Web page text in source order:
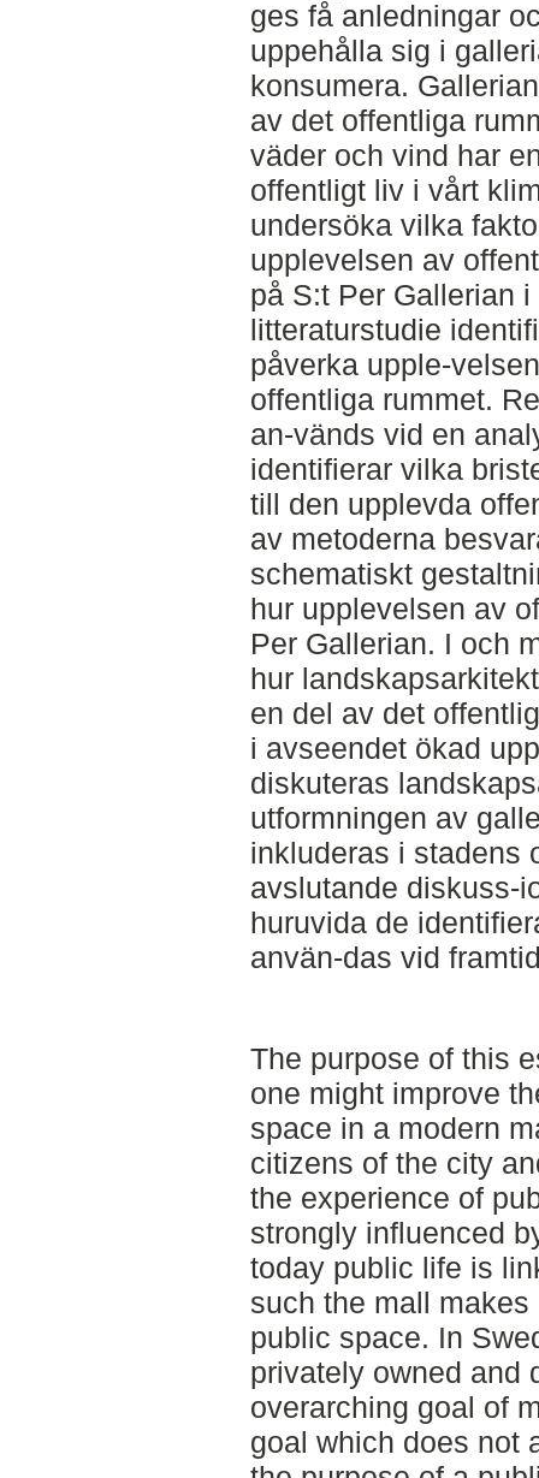
ges få anledningar
uppehålla sig i
konsumera.
av det offentliga
väder och vind har
offentligt liv i vårt
undersöka vilka
upplevelsen av
på S:t Per Gallerian
litteraturstudie
påverka upple-
offentliga rummet.
an-vänds vid en
identifierar vilka
till den upplevda
av metoderna
schematiskt
hur upplevelsen av
Per Gallerian. I och
hur
en del av det
i avseendet ökad
diskuteras
utformningen av
inkluderas i stadens
avslutande diskuss-
huruvida de
använ-das vid
The purpose of this
one might improve
space in a modern
citizens of the city
the experience of
strongly influenced
today public life is
such the mall
public space. In
privately owned and
overarching goal of
goal which does not